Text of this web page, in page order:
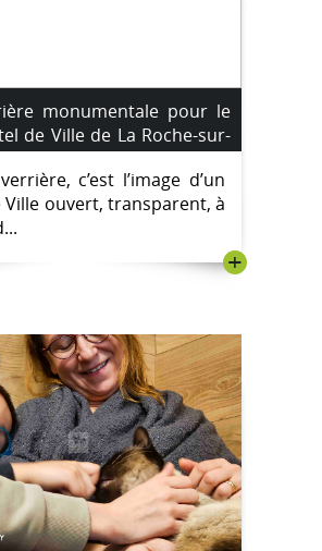
monumentale pour le
de Ville de La Roche-sur-
c’est l’image d’un
Ville ouvert, transparent, à
+